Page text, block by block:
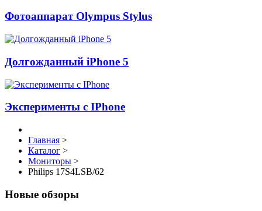
Фотоаппарат Olympus Stylus
Долгожданный iPhone 5
Эксперименты с IPhone
Главная >
Каталог >
Мониторы >
Philips 17S4LSB/62
Новые обзоры